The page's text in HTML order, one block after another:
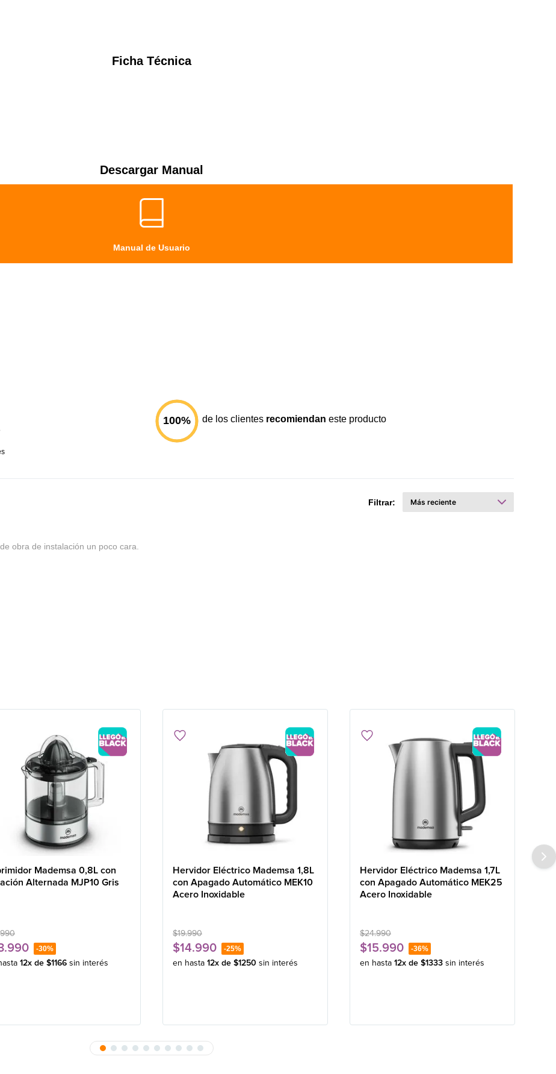
Ficha Técnica
Descargar Manual
Manual de Usuario
100% de los clientesrecomiendan este producto
Filtrar:
obra de instalación un poco cara.
Mademsa 0,8L con
Alternada MJP10 Gris
990
.990 -30%
12x de $1166 sin interés
Hervidor Eléctrico Mademsa 1,8L
con Apagado Automático MEK10
Acero Inoxidable
$19.990
$14.990 -25%
en hasta 12x de $1250 sin interés
Hervidor Eléctrico Mademsa 1,7L
con Apagado Automático MEK25
Acero Inoxidable
$24.990
$15.990 -36%
en hasta 12x de $1333 sin interés